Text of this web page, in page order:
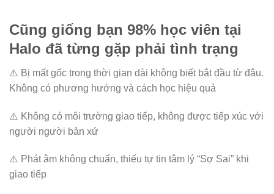
Cũng giống bạn 98% học viên tại
Halo đã từng gặp phải tình trạng
⚠️ Bị mất gốc trong thời gian dài không biết bắt đầu từ đâu.
Không có phương hướng và cách học hiệu quả
⚠️ Không có môi trường giao tiếp, không được tiếp xúc với
người người bản xứ
⚠️ Phát âm không chuẩn, thiếu tự tin tâm lý “Sợ Sai” khi
giao tiếp